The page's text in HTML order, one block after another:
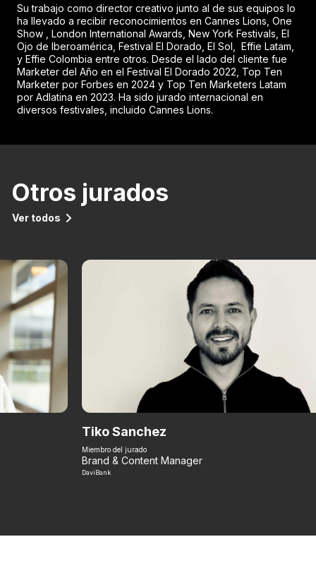
Su trabajo como director creativo junto al de sus equipos lo
ha llevado a recibir reconocimientos en Cannes Lions, One
Show , London International Awards, New York Festivals, El
Ojo de Iberoamérica, Festival El Dorado, El Sol, Effie Latam,
y Effie Colombia entre otros. Desde el lado del cliente fue
Marketer del Año en el Festival El Dorado 2022, Top Ten
Marketer por Forbes en 2024 y Top Ten Marketers Latam
por Adlatina en 2023. Ha sido jurado internacional en
diversos festivales, incluido Cannes Lions.
Otros jurados
Ver todos
Tiko Sanchez
Miembro del jurado
Brand & Content Manager
DaviBank